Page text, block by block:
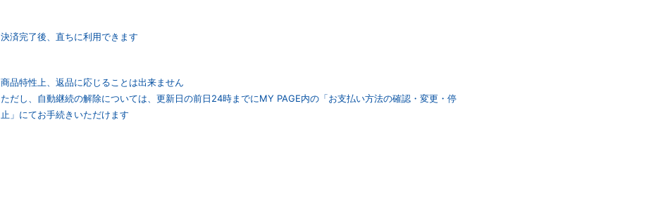
決済完了後、直ちに利用できます
商品特性上、返品に応じることは出来ません
ただし、自動継続の解除については、更新日の前日24時までにMY PAGE内の「お支払い方法の確認・変更・停
止」にてお手続きいただけます